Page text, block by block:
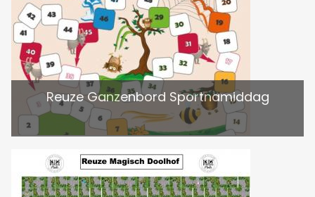
Reuze Ganzenbord Sportnamiddag